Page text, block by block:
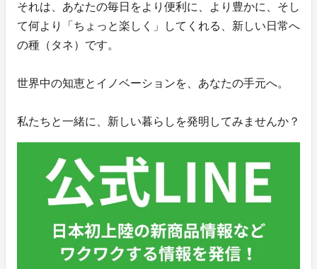
それは、あなたの毎日をより便利に、より豊かに、そし
て何より「ちょっと楽しく」してくれる、新しい日常へ
の種（タネ）です。
世界中の知恵とイノベーションを、あなたの手元へ。
私たちと一緒に、新しい暮らしを発明してみませんか？